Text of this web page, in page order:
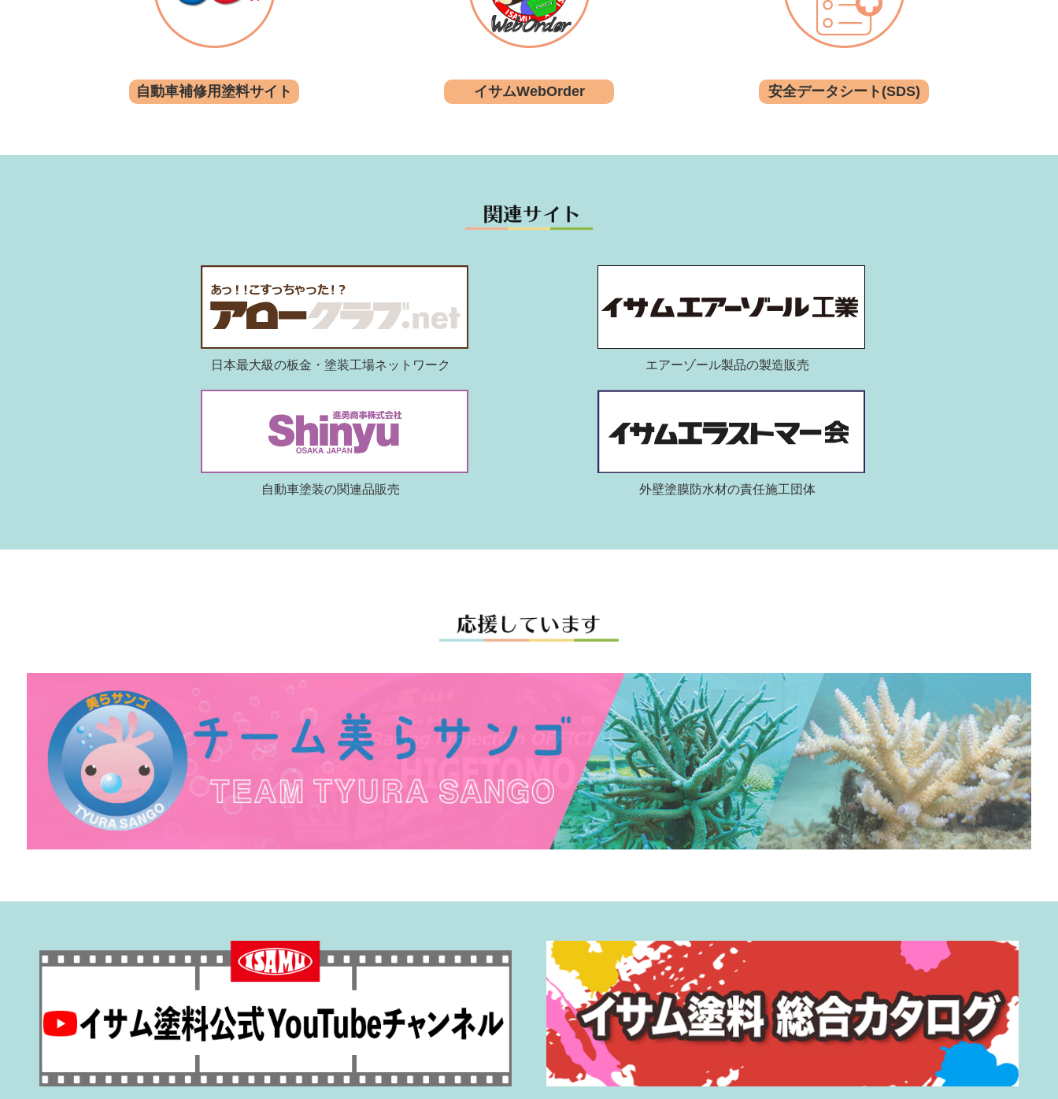
自動車補修用塗料サイト イサムWebOrder 安全データシート(SDS)
日本最大級の板金・塗装工場ネットワーク エアーゾール製品の製造販売
自動車塗装の関連品販売 外壁塗膜防水材の責任施工団体